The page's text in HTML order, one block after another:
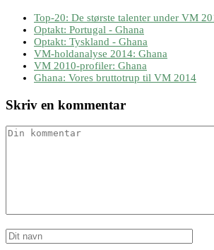
Top-20: De største talenter under VM
Optakt: Portugal - Ghana
Optakt: Tyskland - Ghana
VM-holdanalyse 2014: Ghana
VM 2010-profiler: Ghana
Ghana: Vores bruttotrup til VM 2014
Skriv en kommentar